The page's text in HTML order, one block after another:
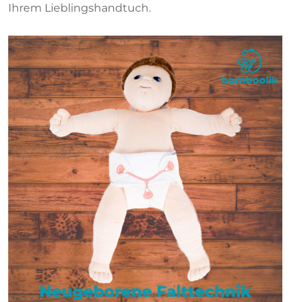
Ihrem Lieblingshandtuch.